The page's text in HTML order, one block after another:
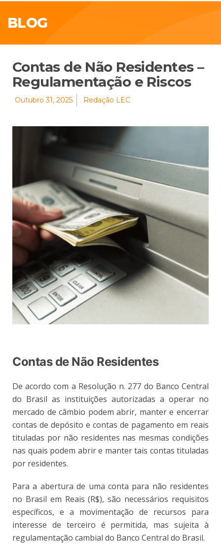
BLOG
Contas de Não Residentes –
Regulamentação e Riscos
Outubro 31, 2025 Redação LEC
Contas de Não Residentes
De acordo com a Resolução n. 277 do Banco Central
do Brasil as instituições autorizadas a operar no
mercado de câmbio podem abrir, manter e encerrar
contas de depósito e contas de pagamento em reais
tituladas por não residentes nas mesmas condições
nas quais podem abrir e manter tais contas tituladas
por residentes.
Para a abertura de uma conta para não residentes
no Brasil em Reais (R$), são necessários requisitos
específicos, e a movimentação de recursos para
interesse de terceiro é permitida, mas sujeita à
regulamentação cambial do Banco Central do Brasil.